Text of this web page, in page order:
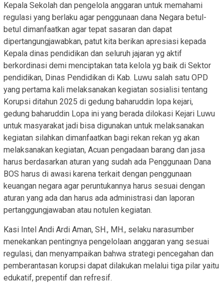
Kepala Sekolah dan pengelola anggaran untuk memahami
regulasi yang berlaku agar penggunaan dana Negara betul-
betul dimanfaatkan agar tepat sasaran dan dapat
dipertangungjawabkan, patut kita berikan apresiasi kepada
Kepala dinas pendidikan dan seluruh jajaran yg aktif
berkordinasi demi menciptakan tata kelola yg baik di Sektor
pendidikan, Dinas Pendidikan di Kab. Luwu salah satu OPD
yang pertama kali melaksanakan kegiatan sosialisi tentang
Korupsi ditahun 2025 di gedung baharuddin lopa kejari,
gedung baharuddin Lopa ini yang berada dilokasi Kejari Luwu
untuk masyarakat jadi bisa digunakan untuk melaksanakan
kegiatan silahkan dimanfaatkan bagi rekan rekan yg akan
melaksanakan kegiatan, Acuan pengadaan barang dan jasa
harus berdasarkan aturan yang sudah ada Penggunaan Dana
BOS harus di awasi karena terkait dengan penggunaan
keuangan negara agar peruntukannya harus sesuai dengan
aturan yang ada dan harus ada administrasi dan laporan
pertanggungjawaban atau notulen kegiatan.
Kasi Intel Andi Ardi Aman, SH., MH., selaku narasumber
menekankan pentingnya pengelolaan anggaran yang sesuai
regulasi, dan menyampaikan bahwa strategi pencegahan dan
pemberantasan korupsi dapat dilakukan melalui tiga pilar yaitu
edukatif, prepentif dan refresif.